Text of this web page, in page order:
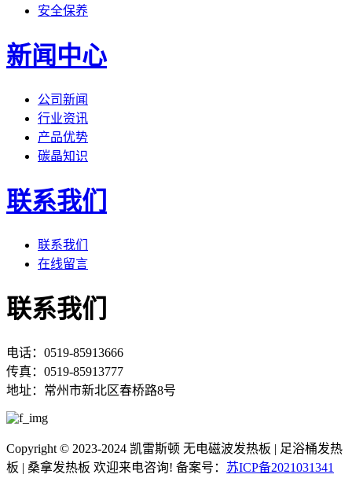
安全保养
新闻中心
公司新闻
行业资讯
产品优势
碳晶知识
联系我们
联系我们
在线留言
联系我们
电话：0519-85913666
传真：0519-85913777
地址：常州市新北区春桥路8号
Copyright © 2023-2024 凯雷斯顿 无电磁波发热板 | 足浴桶发热
板 | 桑拿发热板 欢迎来电咨询! 备案号： 苏ICP备2021031341